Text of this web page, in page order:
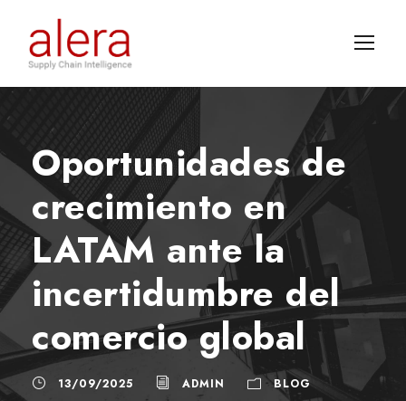
Oportunidades de
crecimiento en
LATAM ante la
incertidumbre del
comercio global
13/09/2025 ADMIN
BLOG